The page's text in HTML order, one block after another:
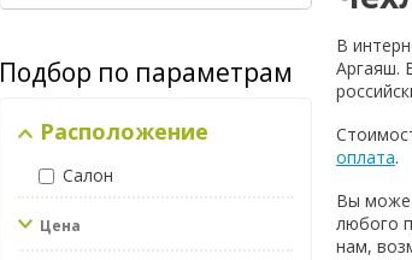
Подбор по параметрам
Расположение
Салон
Цена
В
Аргаяш.
оплата.
Вы
любого
нам,